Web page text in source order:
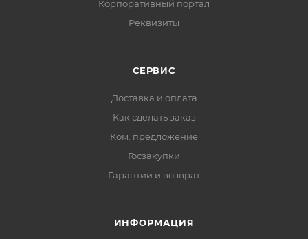
Корпоративный портал
Реквизиты
СЕРВИС
Доставка и оплата
Как сделать заказ
Ком. предложение
Госзакупки
Гарантии и возврат
ИНФОРМАЦИЯ